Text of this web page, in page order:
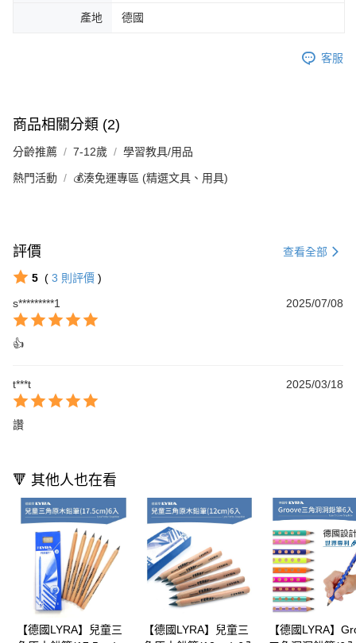
產地 德國
客服
商品相關分類 (2)
分齡推薦 7-12歲 學習教具/用品
熱門活動 💰湊免運專區 (精選文具、用具)
評價 查看全部
5 ( 3 則評價 )
s*********1
2025/07/08
👍
t***t 2025/03/18
讚
🔻 其他人也在看
【德國LYRA】兒童三
【德國LYRA】兒童三
【德國LYRA】